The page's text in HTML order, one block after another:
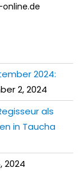
2024:
2, 2024
als
in Taucha
2024